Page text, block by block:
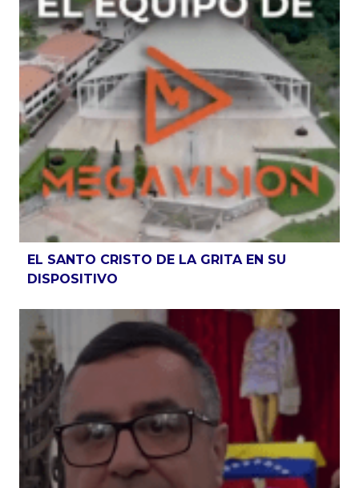
EL SANTO CRISTO DE LA GRITA EN SU
DISPOSITIVO